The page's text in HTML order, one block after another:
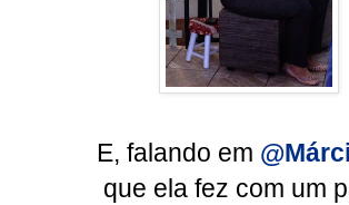
E, falando em
que ela fez com um